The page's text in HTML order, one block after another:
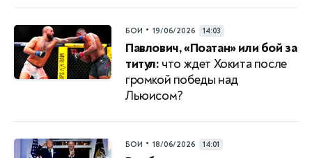
БОИ • 19/06/2026 14:03
Павлович, «Поатан» или бой за
титул: что ждет Хокита после
громкой победы над
Льюисом?
БОИ • 18/06/2026 14:01